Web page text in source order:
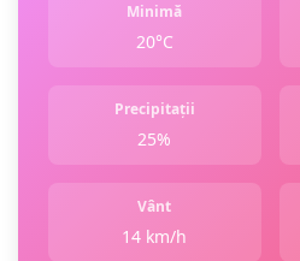
Minimă
20°C
Precipitații
25%
Vânt
14 km/h